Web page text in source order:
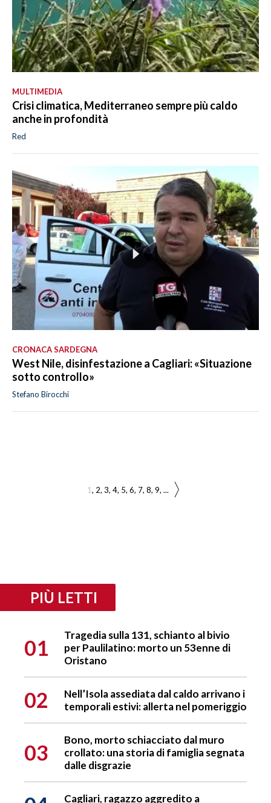
MULTIMEDIA
Crisi climatica, Mediterraneo sempre più caldo
anche in profondità
Red
CRONACA SARDEGNA
West Nile, disinfestazione a Cagliari: «Situazione
sotto controllo»
Stefano Birocchi
1 2 3 4 5 6 7 8 9 ...
PIÙ LETTI
01
Tragedia sulla 131, schianto al bivio
per Paulilatino: morto un 53enne di
Oristano
02
Nell’Isola assediata dal caldo arrivano i
temporali estivi: allerta nel pomeriggio
03
Bono, morto schiacciato dal muro
crollato: una storia di famiglia segnata
dalle disgrazie
Cagliari, ragazzo aggredito a